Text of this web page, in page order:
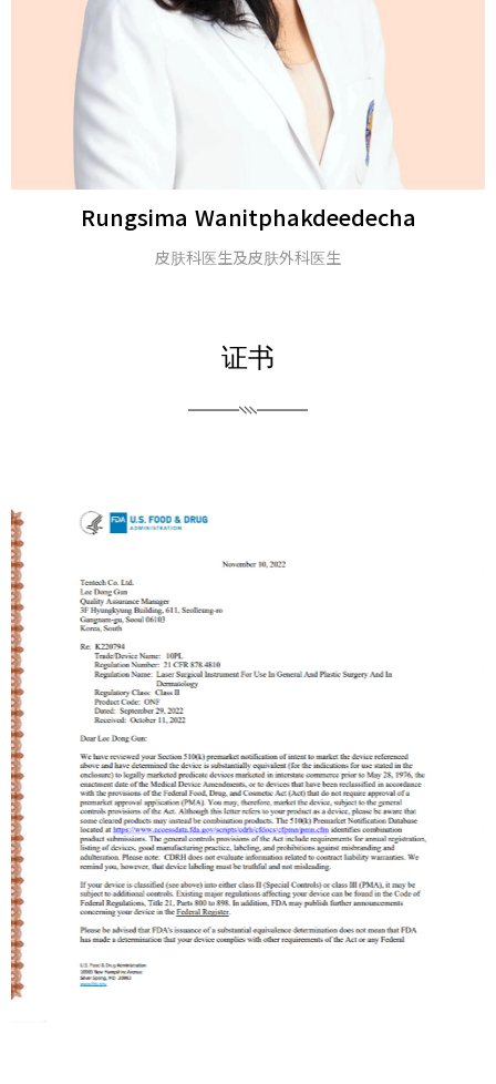
Michael H. Gold
医学博士及美国皮肤科学会会士
证书